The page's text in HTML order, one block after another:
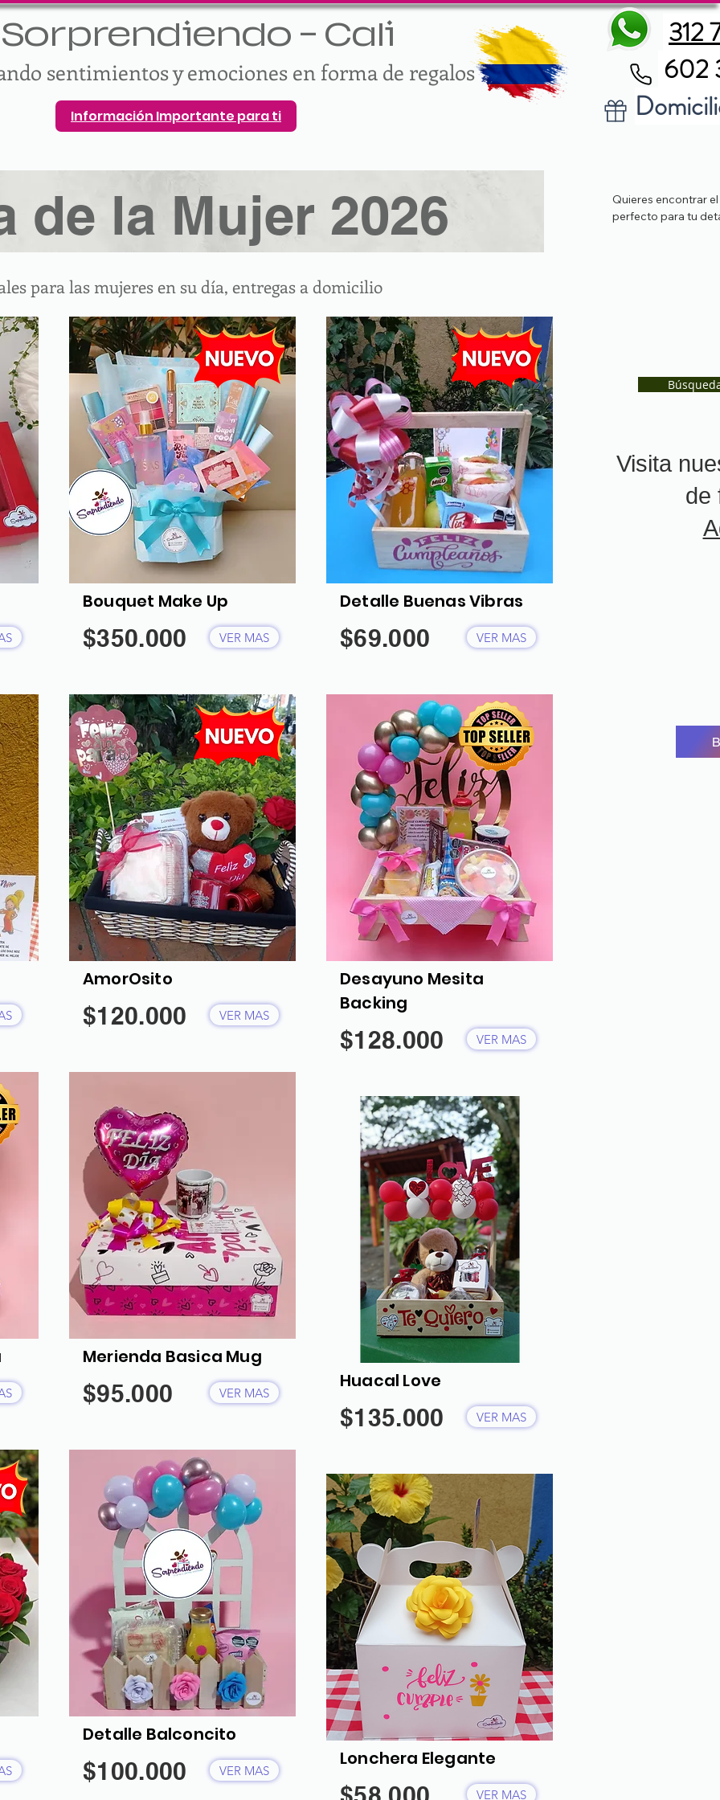
Sorprendiendo - Cali
sentimientos y emociones en forma de regalos
Información Importante para ti
312
602
de la Mujer 2026
para las mujeres en su día, entregas a domicilio
Bouquet Make Up
$350.000 VER MAS
AmorOsito
$120.000 VER MAS
Merienda Basica Mug
$95.000 VER MAS
Detalle Balconcito
$100.000 VER MAS
Detalle Buenas Vibras
$69.000 VER MAS
Desayuno Mesita
Backing
$128.000 VER MAS
Huacal Love
$135.000 VER MAS
Lonchera Elegante
VER MAS
Visita
de
Quieres encontrar
perfecto para tu